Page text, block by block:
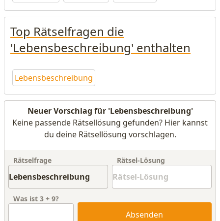
Top Rätselfragen die
'Lebensbeschreibung' enthalten
Lebensbeschreibung
Neuer Vorschlag für 'Lebensbeschreibung'
Keine passende Rätsellösung gefunden? Hier kannst
du deine Rätsellösung vorschlagen.
Rätselfrage Rätsel-Lösung
Was ist 3 + 9?
Absenden